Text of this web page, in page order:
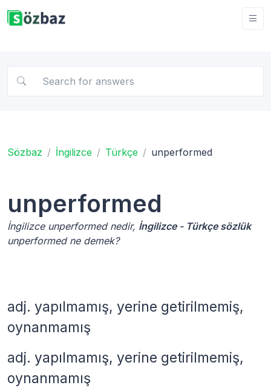
Sözbaz İngilizce Türkçe unperformed
unperformed
İngilizce unperformed nedir, İngilizce - Türkçe sözlük
unperformed ne demek?
adj. yapılmamış, yerine getirilmemiş,
oynanmamış
adj. yapılmamış, yerine getirilmemiş,
oynanmamış